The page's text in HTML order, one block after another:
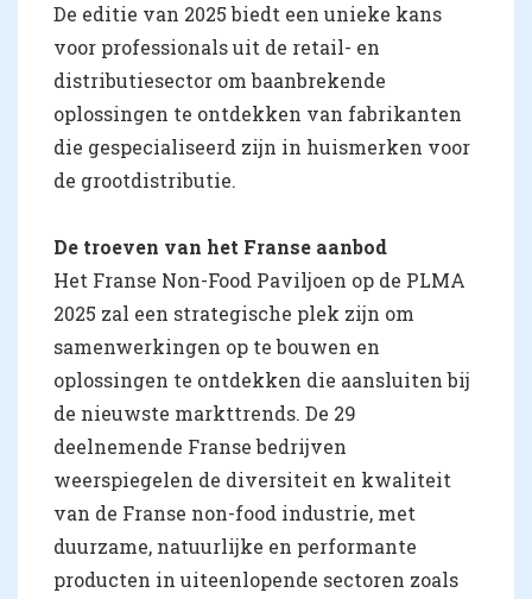
De editie van 2025 biedt een unieke kans
voor professionals uit de retail- en
distributiesector om baanbrekende
oplossingen te ontdekken van fabrikanten
die gespecialiseerd zijn in huismerken voor
de grootdistributie.
De troeven van het Franse aanbod
Het Franse Non-Food Paviljoen op de PLMA
2025 zal een strategische plek zijn om
samenwerkingen op te bouwen en
oplossingen te ontdekken die aansluiten bij
de nieuwste markttrends. De 29
deelnemende Franse bedrijven
weerspiegelen de diversiteit en kwaliteit
van de Franse non-food industrie, met
duurzame, natuurlijke en performante
producten in uiteenlopende sectoren zoals